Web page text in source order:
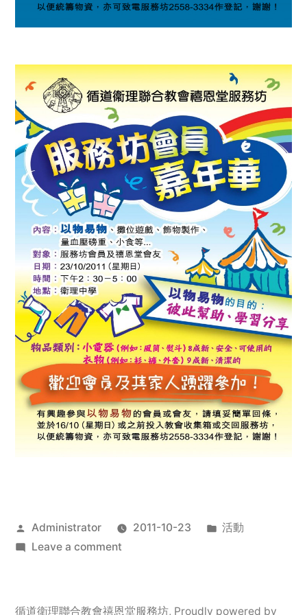
Posted
by
Administrator 2011-10-23
Posted
活動
Leave a commenton
服
循道衛理聯合教會禧恩堂服務坊, Proudly powered by